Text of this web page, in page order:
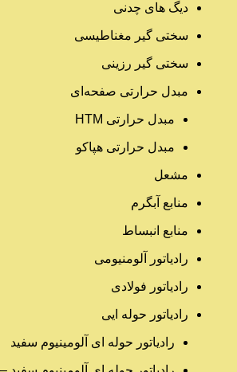
دیگ های چدنی
سختی گیر مغناطیسی
سختی گیر رزینی
مبدل حرارتی صفحه‌ای
مبدل حرارتی HTM‎
مبدل حرارتی هپاکو
مشعل
منابع آبگرم
منابع انبساط
رادیاتور آلومنیومی
رادیاتور فولادی
رادیاتور حوله ایی
رادیاتور حوله ای آلومینیوم سفید